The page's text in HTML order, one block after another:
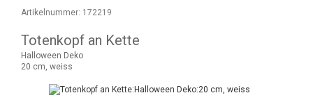
Artikelnummer: 172219
Totenkopf an Kette
Halloween Deko
20 cm, weiss